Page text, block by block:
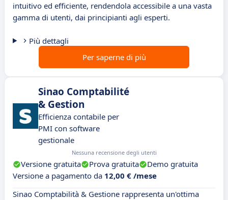
intuitivo ed efficiente, rendendola accessibile a una vasta
gamma di utenti, dai principianti agli esperti.
Più dettagli
Per saperne di più
Sinao Comptabilité
& Gestion
Efficienza contabile per
PMI con software
gestionale
Nessuna recensione degli utenti
Versione gratuita Prova gratuita
Demo gratuita
Versione a pagamento da 12,00 € /mese
Sinao Comptabilità & Gestione rappresenta un'ottima